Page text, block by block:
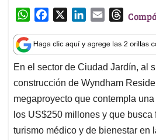
W
a
t
s
A
p
p
c
e
b
o
o
k
n
k
e
d
I
n
a
i
l
T
r
e
a
d
s
En el sector de Ciudad Jardín, al
construcción de Wyndham
megaproyecto que contempla
los US$250 millones y que busca
turismo médico y de bienestar en